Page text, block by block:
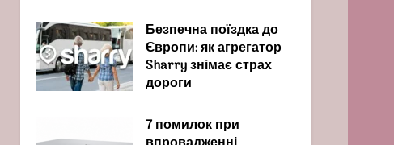
Безпечна поїздка до
Європи: як агрегатор
Sharry знімає страх
дороги
7 помилок при